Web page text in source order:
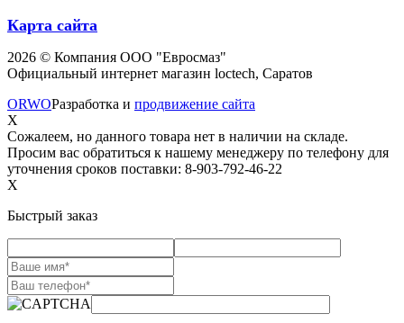
Карта сайта
2026 © Компания ООО "Евросмаз"
Официальный интернет магазин loctech, Саратов
ORWOРазработка и продвижение сайта
X
Сожалеем, но данного товара нет в наличии на складе.
Просим вас обратиться к нашему менеджеру по телефону для
уточнения сроков поставки: 8-903-792-46-22
X
Быстрый заказ